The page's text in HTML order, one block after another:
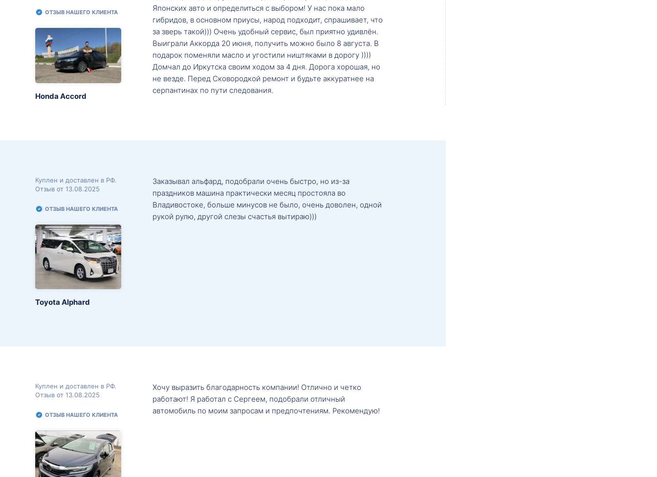
ОТЗЫВ НАШЕГО КЛИЕНТА
Honda Accord
Японских авто и определиться с выбором! У нас пока мало
гибридов, в основном приусы, народ подходит, спрашивает, что
за зверь такой))) Очень удобный сервис, был приятно удивлён.
Выиграли Аккорда 20 июня, получить можно было 8 августа. В
подарок поменяли масло и угостили ништяками в дорогу ))))
Домчал до Иркутска своим ходом за 4 дня. Дорога хорошая, но
не везде. Перед Сковородкой ремонт и будьте аккуратнее на
серпантинах по пути следования.
Куплен и доставлен в РФ.
Отзыв от 13.08.2025
ОТЗЫВ НАШЕГО КЛИЕНТА
Toyota Alphard
Заказывал альфард, подобрали очень быстро, но из-за
праздников машина практически месяц простояла во
Владивостоке, больше минусов не было, очень доволен, одной
рукой рулю, другой слезы счастья вытираю)))
Куплен и доставлен в РФ.
Отзыв от 13.08.2025
ОТЗЫВ НАШЕГО КЛИЕНТА
Хочу выразить благодарность компании! Отлично и четко
работают! Я работал с Сергеем, подобрали отличный
автомобиль по моим запросам и предпочтениям. Рекомендую!